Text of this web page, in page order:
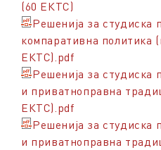
(60 ЕКТС)
Решенија за студиска
компаративна политика
ЕКТС).pdf
Решенија за студиска
и приватноправна
ЕКТС).pdf
Решенија за студиска
и приватноправна